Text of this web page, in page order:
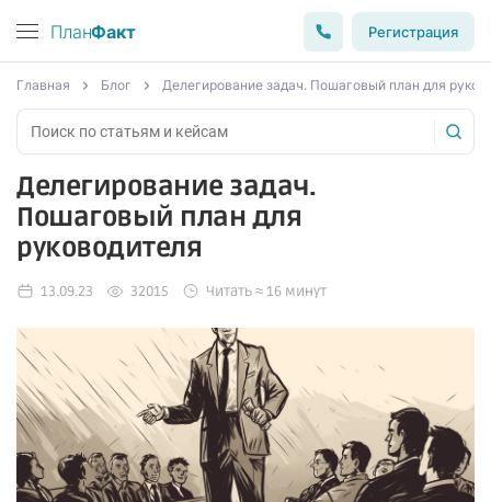
ПланФакт Регистрация
Главная Блог Делегирование задач. Пошаговый план для
Делегирование задач.
Пошаговый план для
руководителя
13.09.23 32015 Читать ≈ 16 минут